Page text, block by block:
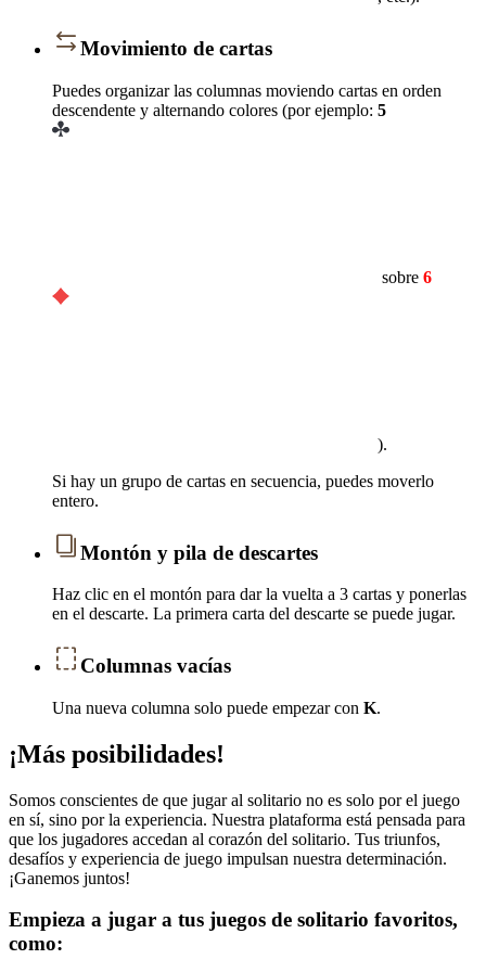
Movimiento de cartas
Puedes organizar las columnas moviendo cartas en orden
descendente y alternando colores (por ejemplo: 5
sobre 6
).
Si hay un grupo de cartas en secuencia, puedes moverlo
entero.
Montón y pila de descartes
Haz clic en el montón para dar la vuelta a 3 cartas y ponerlas
en el descarte. La primera carta del descarte se puede jugar.
Columnas vacías
Una nueva columna solo puede empezar con K.
¡Más posibilidades!
Somos conscientes de que jugar al solitario no es solo por el juego
en sí, sino por la experiencia. Nuestra plataforma está pensada para
que los jugadores accedan al corazón del solitario. Tus triunfos,
desafíos y experiencia de juego impulsan nuestra determinación.
¡Ganemos juntos!
Empieza a jugar a tus juegos de solitario favoritos,
como: